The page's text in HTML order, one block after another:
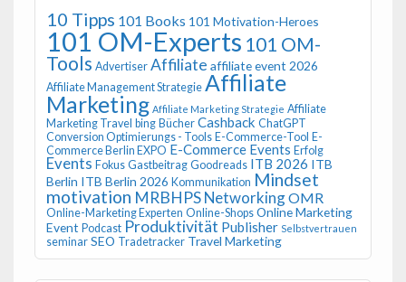
10 Tipps 101 Books 101 Motivation-Heroes
101 OM-Experts 101 OM-
Tools Advertiser Affiliate affiliate event 2026
Affiliate Management Strategie Affiliate
Marketing Affiliate Marketing Strategie Affiliate
Marketing Travel bing Bücher Cashback ChatGPT
Conversion Optimierungs - Tools E-Commerce-Tool E-
Commerce Berlin EXPO E-Commerce Events Erfolg
Events Fokus Gastbeitrag Goodreads ITB 2026 ITB
Berlin ITB Berlin 2026 Kommunikation Mindset
motivation MRBHPSNetworkingOMR
Online-Marketing Experten Online-Shops Online Marketing
Event Podcast Produktivität Publisher Selbstvertrauen
seminar SEO Tradetracker Travel Marketing